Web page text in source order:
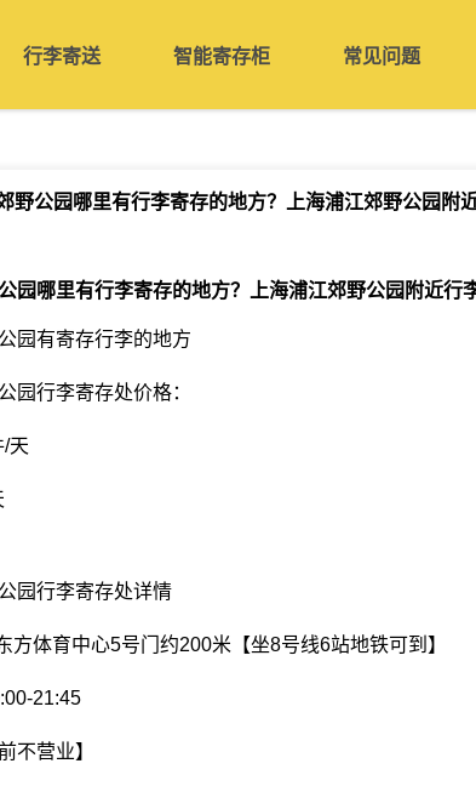
行李寄送 智能寄存柜 常见问题
野公园哪里有行李寄存的地方？上海浦江郊野公园附
园哪里有行李寄存的地方？上海浦江郊野公园附近行
园有寄存行李的地方
园行李寄存处价格：
天
园行李寄存处详情
方体育中心5号门约200米【坐8号线6站地铁可到】
21:45
不营业】